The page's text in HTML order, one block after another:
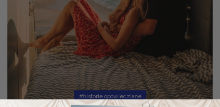
#historie opowiedziane